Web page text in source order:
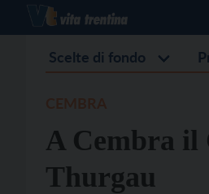
Scelte di fondo
A Cembra il
Thurgau